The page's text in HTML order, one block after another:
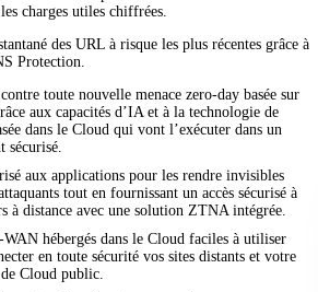
charges utiles chiffrées.
des URL à risque les plus récentes grâce à
Protection.
toute nouvelle menace zero-day basée sur
aux capacités d’IA et à la technologie de
dans le Cloud qui vont l’exécuter dans un
sécurisé.
aux applications pour les rendre invisibles
tout en fournissant un accès sécurisé à
à distance avec une solution ZTNA intégrée.
hébergés dans le Cloud faciles à utiliser
en toute sécurité vos sites distants et votre
Cloud public.